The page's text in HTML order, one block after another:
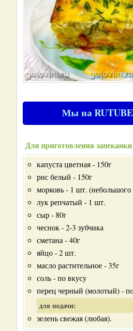
Мы на
Для приготовления
капуста цветная - 150г
рис белый - 150г
морковь - 1 шт. (небольшого
лук репчатый - 1 шт.
сыр - 80г
чеснок - 2-3 зубчика
сметана - 40г
яйцо - 2 шт.
масло растительное - 35г
соль - по вкусу
перец черный (молотый) -
для подачи:
зелень свежая (любая).